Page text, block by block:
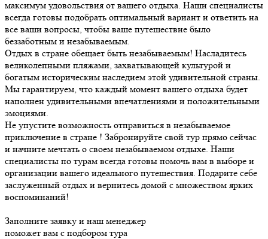
максимум удовольствия от вашего отдыха. Наши специалисты
всегда готовы подобрать оптимальный вариант и ответить на
все ваши вопросы, чтобы ваше путешествие было
беззаботным и незабываемым.
Отдых в стране обещает быть незабываемым! Насладитесь
великолепными пляжами, захватывающей культурой и
богатым историческим наследием этой удивительной страны.
Мы гарантируем, что каждый момент вашего отдыха будет
наполнен удивительными впечатлениями и положительными
эмоциями.
Не упустите возможность отправиться в незабываемое
приключение в стране ! Забронируйте свой тур прямо сейчас
и начните мечтать о своем незабываемом отдыхе. Наши
специалисты по турам всегда готовы помочь вам в выборе и
организации вашего идеального путешествия. Подарите себе
заслуженный отдых и вернитесь домой с множеством ярких
воспоминаний!
Заполните заявку и наш менеджер
поможет вам с подбором тура